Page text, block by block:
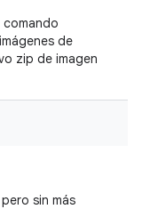
de
zip de imagen
sin más